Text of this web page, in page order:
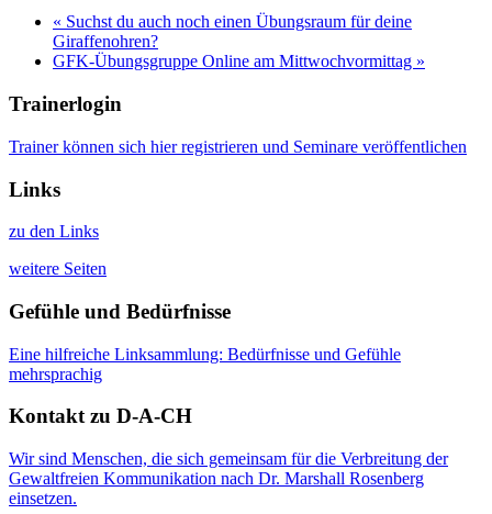
« Suchst du auch noch einen Übungsraum für deine
Giraffenohren?
GFK-Übungsgruppe Online am Mittwochvormittag »
Trainerlogin
Trainer können sich hier registrieren und Seminare veröffentlichen
Links
zu den Links
weitere Seiten
Gefühle und Bedürfnisse
Eine hilfreiche Linksammlung: Bedürfnisse und Gefühle
mehrsprachig
Kontakt zu D-A-CH
Wir sind Menschen, die sich gemeinsam für die Verbreitung der
Gewaltfreien Kommunikation nach Dr. Marshall Rosenberg
einsetzen.